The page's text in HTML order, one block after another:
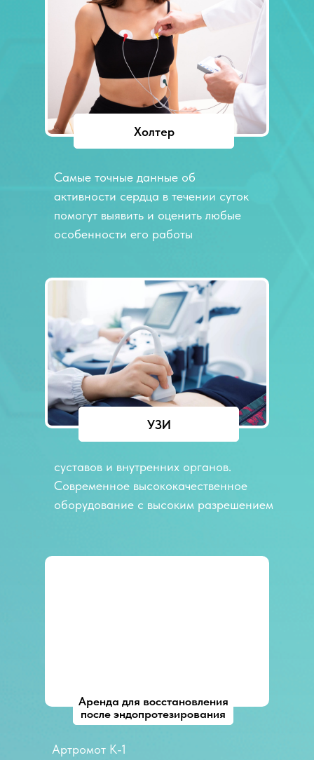
Самые точные данные об
активности сердца в течении суток
помогут выявить и оценить любые
особенности его работы
суставов и внутренних органов.
Современное высококачественное
оборудование с высоким разрешением
Холтер
УЗИ
Артромот К-1
Аренда для восстановления
после эндопротезирования